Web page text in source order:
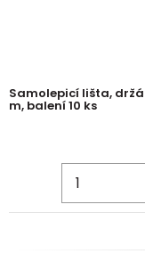
Samolepicí lišta,
m, balení 10 ks